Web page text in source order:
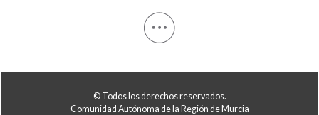
© Todos los derechos reservados.
Comunidad Autónoma de la Región de Murcia